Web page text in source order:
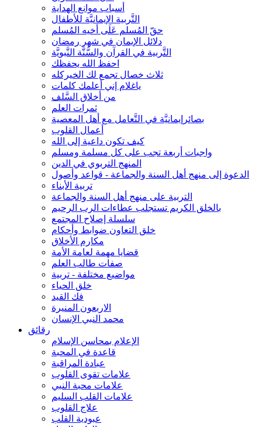
أسباب موانع الهداية
التَّربية الإيمانيَّة للأطفال
حقّ المُسلم عَلَى أخيه المُسلم
دلائل الإيمان في شهر رمضان
التَّربية في القرآن والسُّنَّة النَّبويَّة
احفظ الله يحفظك
ثلاث خصال تجمع لك الخيركله
ياغلام إني أعلمك كلمات
من أخلاق السَّلف
ثمرات العلم
بصائرإيمانيَّة في التَّعامل مع أهل المعصية
أعمال القلوب
كيف تكون داعية إلى الله
واجبات أربعة تجب على كل مسلمة ومسلم
المنهج التربوي في الدين
الدعوة إلى منهج أهل السنة والجماعة - قواعد وأصول
تربية الأبناء
التربية على منهج أهل السنة والجماعة
بالخلق الكريم تستجلب عطاءات الرب الرحيم
سلسلة إصلاح المجتمع
خلق التعاون ضوابط وأحكام
مكارم الأخلاق
قضايا مهمة لعامة الأمة
صفات طالب العلم
مواضيع مختلفة - تربية
خلق الحياء
فك القيد
الاربعون المنيرة
محمد النبي الإنسان
رقائق
الإعلام بمحاسن الإسلام
قاعدة في المحبة
عبادة المراقبة
علامات تقوى القلوب
علامات محبة النبي
علامات القلب السليم
علاج القلوب
عبودية القلب